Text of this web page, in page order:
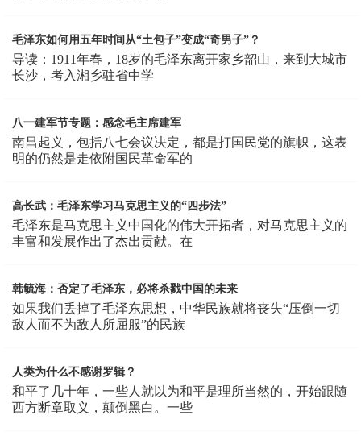
毛泽东如何用五年时间从“土包子”变成“奇男子”？
导读：1911年春，18岁的毛泽东离开家乡韶山，来到大城市
长沙，考入湘乡驻省中学
八一建军节专题：感念毛主席建军
南昌起义，包括八七会议决定，都是打国民党的旗帜，这表
明的仍然是走依附国民革命军的
高长武：毛泽东学习马克思主义的“四步法”
毛泽东是马克思主义中国化的伟大开拓者，对马克思主义的
丰富和发展作出了杰出贡献。在
韩毓海：否定了毛泽东，必将杀戮中国的未来
如果我们丢掉了毛泽东思想，中华民族就将丧失“压倒一切
敌人而不为敌人所屈服”的民族
人类为什么不感谢罗辑？
和平了几十年，一些人就以为和平是理所当然的，开始跟随
西方断章取义，颠倒黑白。一些